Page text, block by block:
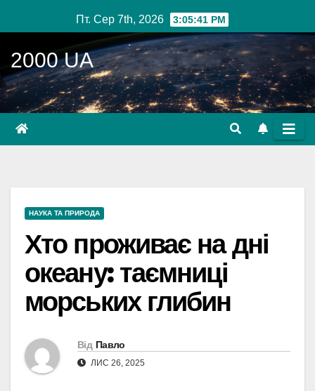
до
вмісту
Пт. Сер 7th, 2026 3:05:43 PM
2000 UA
НАУКА ТА ПРИРОДА
Хто проживає на дні
океану: таємниці
морських глибин
Від Павло
ЛИС 26, 2025